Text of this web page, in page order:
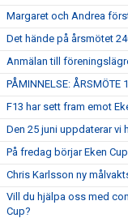
Margaret och Andrea
Det hände på årsmötet
Anmälan till
PÅMINNELSE: ÅRSMÖTE
F13 har sett fram emot
Den 25 juni uppdaterar
På fredag börjar Eken
Chris Karlsson ny
Vill du hjälpa oss med
Cup?